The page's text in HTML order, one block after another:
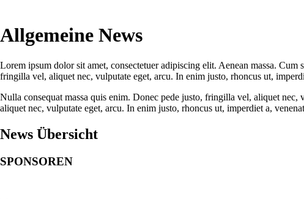
Allgemeine News
Lorem ipsum dolor sit amet, consectetuer adipiscing elit. Aenean massa.
fringilla vel, aliquet nec, vulputate eget, arcu. In enim justo, rhoncus ut,
Nulla consequat massa quis enim. Donec pede justo, fringilla vel, aliquet
aliquet nec, vulputate eget, arcu. In enim justo, rhoncus ut, imperdiet a,
News Übersicht
SPONSOREN